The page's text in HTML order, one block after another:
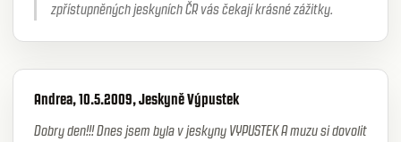
zpřístupněných jeskyních ČR vás čekají krásné zážitky.
Andrea, 10.5.2009, Jeskyně Výpustek
Dobry den!!! Dnes jsem byla v jeskyny VYPUSTEK A muzu si dovolit